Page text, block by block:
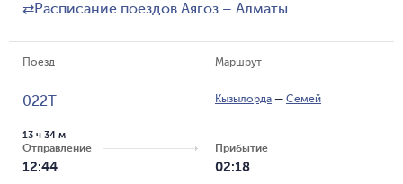
⇄Расписание поездов Аягоз – Алматы
Поезд Маршрут
022Т Кызылорда — Семей
Отправление
12:44
13 ч 34 м
Прибытие
02:18